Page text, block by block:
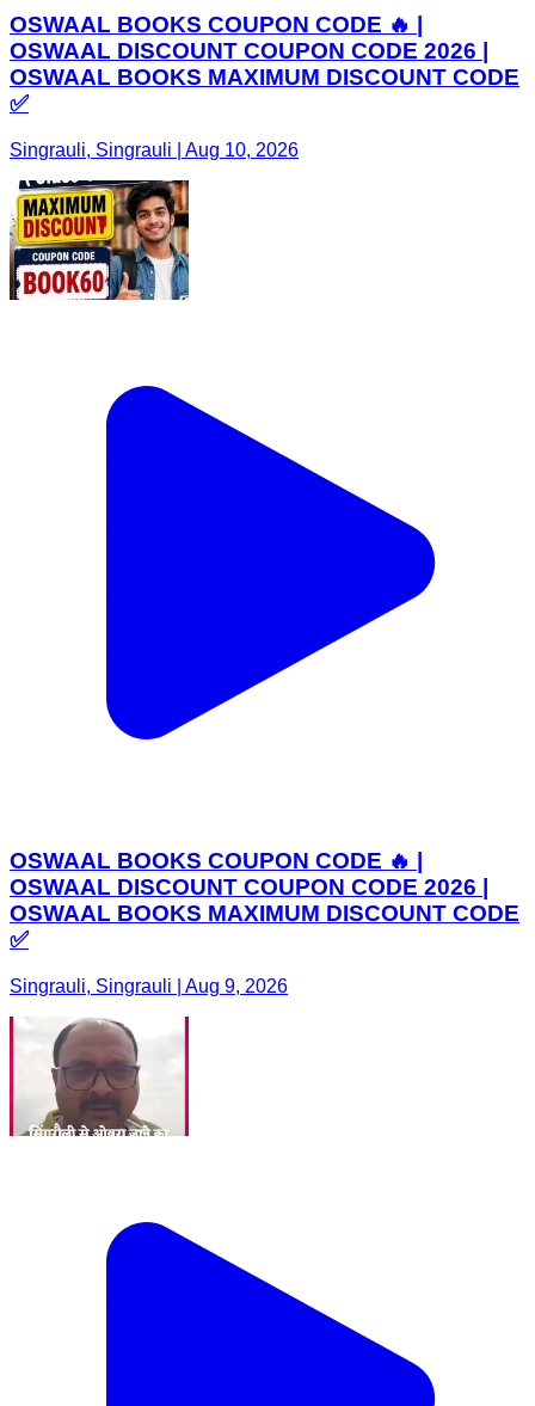
OSWAAL BOOKS COUPON CODE 🔥 |
OSWAAL DISCOUNT COUPON CODE 2026 |
OSWAAL BOOKS MAXIMUM DISCOUNT CODE
✅
Singrauli, Singrauli | Aug 10, 2026
OSWAAL BOOKS COUPON CODE 🔥 |
OSWAAL DISCOUNT COUPON CODE 2026 |
OSWAAL BOOKS MAXIMUM DISCOUNT CODE
✅
Singrauli, Singrauli | Aug 9, 2026